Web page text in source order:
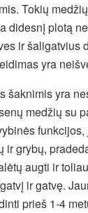
Tokių medžių
didesnį plotą
ir šaligatvius
yra
šaknimis yra
medžių su
funkcijos,
ir grybų,
augti ir
ir gatvę.
prieš 1-4